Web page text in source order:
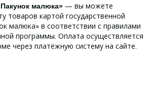
малюка» — вы можете
товаров картой государственной
малюка» в соответствии с правилами
программы. Оплата осуществляется
через платёжную систему на сайте.